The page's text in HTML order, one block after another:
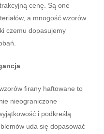
cenę. Są one
a mnogość wzorów
czemu dopasujemy
firany haftowane to
nieograniczone
i podkreślą
uda się dopasować